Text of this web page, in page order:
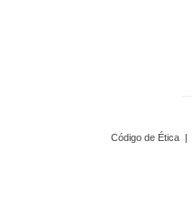
Código de Ética |